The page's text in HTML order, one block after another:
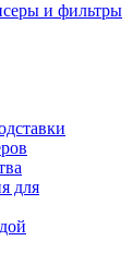
и фильтры
для